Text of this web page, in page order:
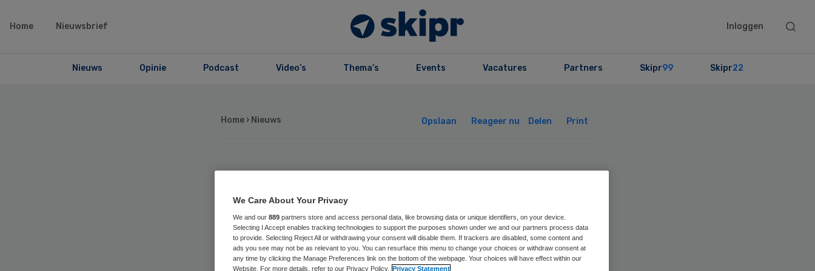
Home Nieuwsbrief Inloggen
Search
Nieuws Opinie Podcast Video’s Thema’s Events Vacatures Partners Skipr99 Skipr22
Home › Nieuws Opslaan Reageer nu Delen Print
Knottnerus ziet
toekomst in ‘Europees
basispakket’
We Care About Your Privacy
We and our 889 partners store and access personal data, like browsing data or unique identifiers, on your device.
Selecting I Accept enables tracking technologies to support the purposes shown under we and our partners process data
to provide. Selecting Reject All or withdrawing your consent will disable them. If trackers are disabled, some content and
ads you see may not be as relevant to you. You can resurface this menu to change your choices or withdraw consent at
any time by clicking the Manage Preferences link on the bottom of the webpage. Your choices will have effect within our
Website. For more details, refer to our Privacy Policy. Privacy Statement